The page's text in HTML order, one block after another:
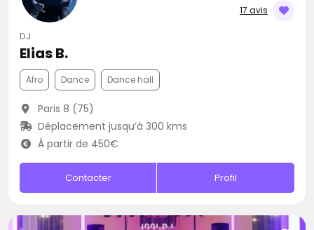
17 avis
DJ
Elias B.
Afro Dance Dance hall
Paris 8 (75)
Déplacement jusqu’à 300 kms
À partir de 450€
Contacter Profil